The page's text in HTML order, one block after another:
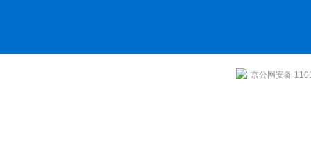
京公网安备